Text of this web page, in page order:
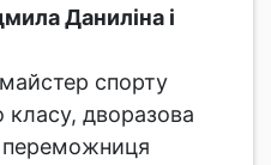
Даниліна і
спорту
класу, дворазова
переможниця